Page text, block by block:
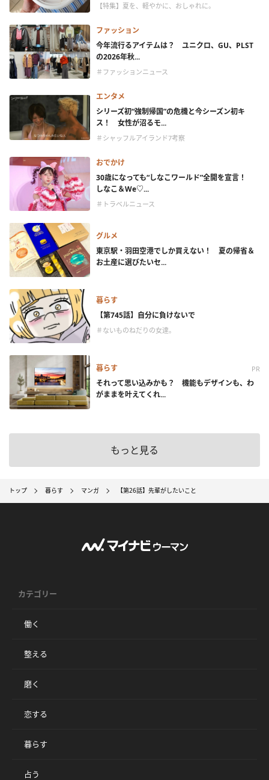
【特集】夏を、軽やかに、おしゃれに。
ファッション
今年流行るアイテムは？ ユニクロ、GU、PLST
の2026年秋...
＃ファッションニュース
エンタメ
シリーズ初“強制帰国”の危機と今シーズン初キ
ス！ 女性が沼るモ...
＃シャッフルアイランド7考察
おでかけ
30歳になっても“しなこワールド”全開を宣言！
しなこ＆We♡...
＃トラベルニュース
グルメ
東京駅・羽田空港でしか買えない！ 夏の帰省＆
お土産に選びたいセ...
暮らす
【第745話】自分に負けないで
＃ないものねだりの女達。
暮らす PR
それって思い込みかも？ 機能もデザインも、わ
がままを叶えてくれ...
もっと見る
トップ 暮らす マンガ 【第26話】先輩がしたいこと
カテゴリー
働く
整える
磨く
恋する
暮らす
占う